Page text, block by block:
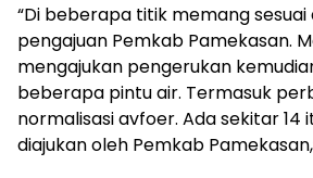
“Di beberapa titik memang sesuai
pengajuan Pemkab Pamekasan.
mengajukan pengerukan
beberapa pintu air. Termasuk
normalisasi avfoer. Ada sekitar
diajukan oleh Pemkab